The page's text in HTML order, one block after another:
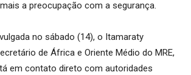
a preocupação com a segurança.
no sábado (14), o Itamaraty
de África e Oriente Médio do MRE,
em contato direto com autoridades